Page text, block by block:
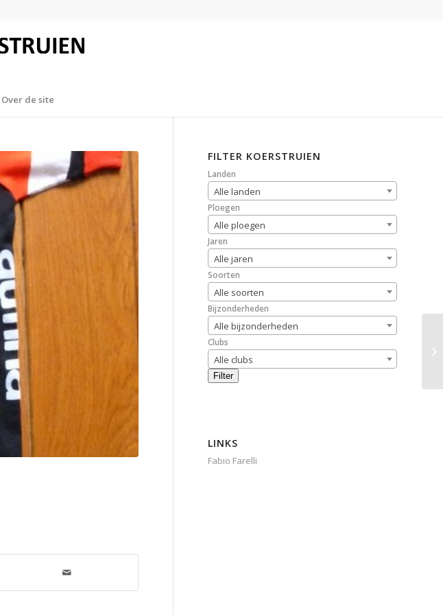
Over de site
FILTER KOERSTRUIEN
Landen
Alle landen
Ploegen
Alle ploegen
Jaren
Alle jaren
Soorten
Alle soorten
Bijzonderheden
Alle bijzonderheden
Clubs
Alle clubs
Filter
LINKS
Fabio Farelli